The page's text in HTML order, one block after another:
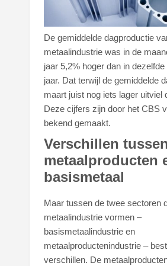
De gemiddelde dagproductie
metaalindustrie was in de
jaar 5,2% hoger dan in
jaar. Dat terwijl de gemiddelde
maart juist nog iets lager uitviel
Deze cijfers zijn door het CBS
bekend gemaakt.
Verschillen
metaalproducten
basismetaal
Maar tussen de twee sectoren
metaalindustrie vormen –
basismetaalindustrie en
metaalproductenindustrie –
verschillen. De